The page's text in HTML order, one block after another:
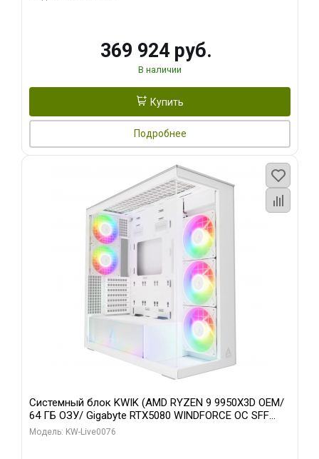
369 924 руб.
В наличии
Купить
Подробнее
Системный блок KWIK (AMD RYZEN 9 9950X3D OEM/
64 ГБ ОЗУ/ Gigabyte RTX5080 WINDFORCE OC SFF
16GB GDDR7 256bit / 960 ГБ SSD)
Модель: KW-Live0076